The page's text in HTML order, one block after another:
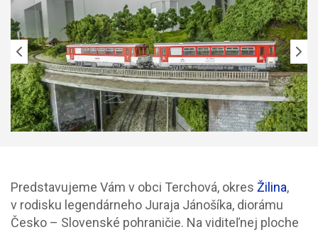
Predstavujeme Vám v obci Terchová, okres Žilina,
v rodisku legendárneho Juraja Jánošíka, diorámu
Česko – Slovenské pohraničie. Na viditeľnej ploche